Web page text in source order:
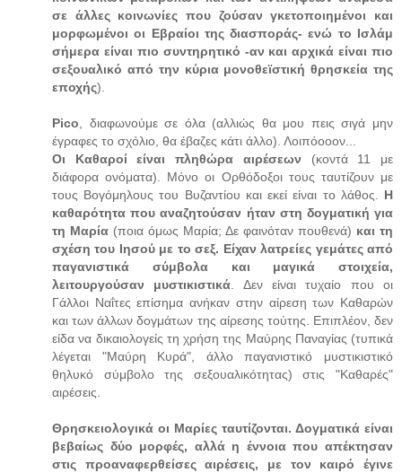
σε άλλες κοινωνίες που ζούσαν γκετοποιημένοι και
μορφωμένοι οι Εβραίοι της διασποράς- ενώ το Ισλάμ
σήμερα είναι πιο συντηρητικό -αν και αρχικά είναι πιο
σεξουαλικό από την κύρια μονοθεϊστική θρησκεία της
εποχής).
Pico , διαφωνούμε σε όλα (αλλιώς θα μου πεις σιγά μην
έγραφες το σχόλιο, θα έβαζες κάτι άλλο). Λοιπόοοον...
Οι Καθαροί είναι πληθώρα αιρέσεων (κοντά 11 με
διάφορα ονόματα). Μόνο οι Ορθόδοξοι τους ταυτίζουν με
τους Βογόμηλους του Βυζαντίου και εκεί είναι το λάθος. Η
καθαρότητα που αναζητούσαν ήταν στη δογματική για
τη Μαρία (ποια όμως Μαρία; Δε φαινόταν πουθενά) και τη
σχέση του Ιησού με το σεξ. Είχαν λατρείες γεμάτες από
παγανιστικά σύμβολα και μαγικά στοιχεία,
λειτουργούσαν μυστικιστικά . Δεν είναι τυχαίο που οι
Γάλλοι Ναΐτες επίσημα ανήκαν στην αίρεση των Καθαρών
και των άλλων δογμάτων της αίρεσης τούτης. Επιπλέον, δεν
είδα να δικαιολογείς τη χρήση της Μαύρης Παναγίας (τυπικά
λέγεται "Μαύρη Κυρά", άλλο παγανιστικό μυστικιστικό
θηλυκό σύμβολο της σεξουαλικότητας) στις "Καθαρές"
αιρέσεις.
Θρησκειολογικά οι Μαρίες ταυτίζονται. Δογματικά είναι
βεβαίως δύο μορφές, αλλά η έννοια που απέκτησαν
στις προαναφερθείσες αιρέσεις, με τον καιρό έγινε